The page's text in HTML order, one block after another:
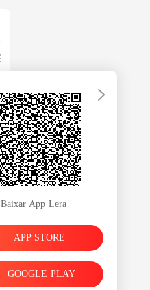
Baixar App Lera
APP STORE
GOOGLE PLAY